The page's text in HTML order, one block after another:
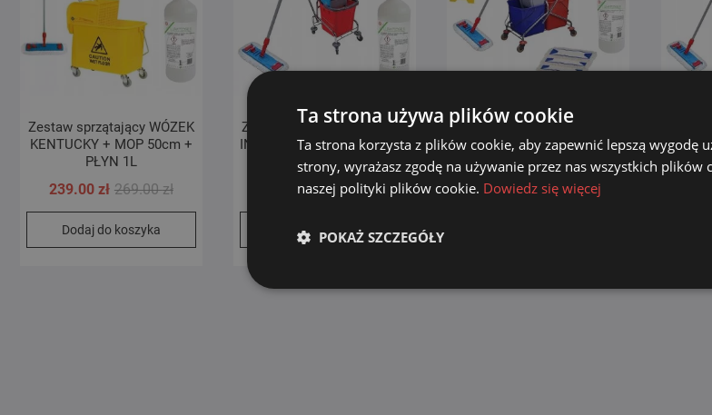
Zestaw sprzątający WÓZEK
KENTUCKY + MOP 50cm +
PŁYN 1L
269.00złPierwotna
cena
269.00 zł.
239.00 zł
Aktualna
cena
239.00 zł.
Dodaj do koszyka
Zestaw sprzątający WÓZEK
INTEGRAL+ KOSZYK + MOP
50 + PŁYN 1L
499.00zł
Dodaj do koszyka
ZESTAW sprzątający WÓZEK
CHROM + mop 50 CM+
NAKŁADKI + płyn + TABLICA
599.00zł
DO
Ta strona używa plików cookie
Ta strona korzysta z plików cookie, aby zapewnić lepszą wygodę
strony, wyrażasz zgodę na używanie przez nas wszystkich plików
naszej polityki plików cookie. Dowiedz się więcej
POKAŻ SZCZEGÓŁY